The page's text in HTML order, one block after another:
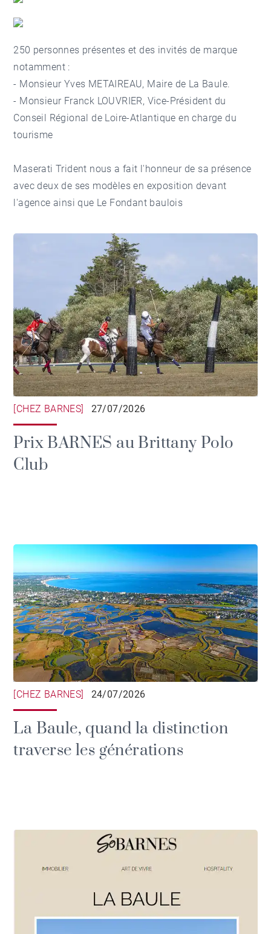
250 personnes présentes et des invités de marque
notamment :
- Monsieur Yves METAIREAU, Maire de La Baule.
- Monsieur Franck LOUVRIER, Vice-Président du
Conseil Régional de Loire-Atlantique en charge du
tourisme
Maserati Trident nous a fait l'honneur de sa présence
avec deux de ses modèles en exposition devant
l'agence ainsi que Le Fondant baulois
[CHEZ BARNES] 27/07/2026
Prix BARNES au Brittany Polo
Club
[CHEZ BARNES] 24/07/2026
La Baule, quand la distinction
traverse les générations